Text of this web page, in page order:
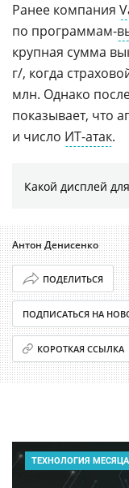
Ранее компания
по программам-
крупная сумма
г/, когда
млн. Однако
показывает, что
и число ИТ-атак.
Какой дисплей
Антон Денисенко
ПОДЕЛИТЬСЯ
ПОДПИСАТЬСЯ НА
КОРОТКАЯ ССЫЛКА
ТЕХНОЛОГИЯ МЕСЯЦА